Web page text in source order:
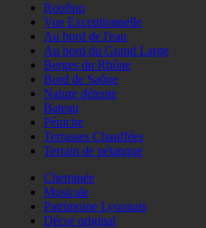
Rooftop
Vue Exceptionnelle
Au bord de l'eau
Au bord du Grand Large
Berges du Rhône
Bord de Saône
Nature détente
Bateau
Péniche
Terrasses Chauffées
Terrain de pétanque
Cheminée
Musicale
Patrimoine Lyonnais
Décor original